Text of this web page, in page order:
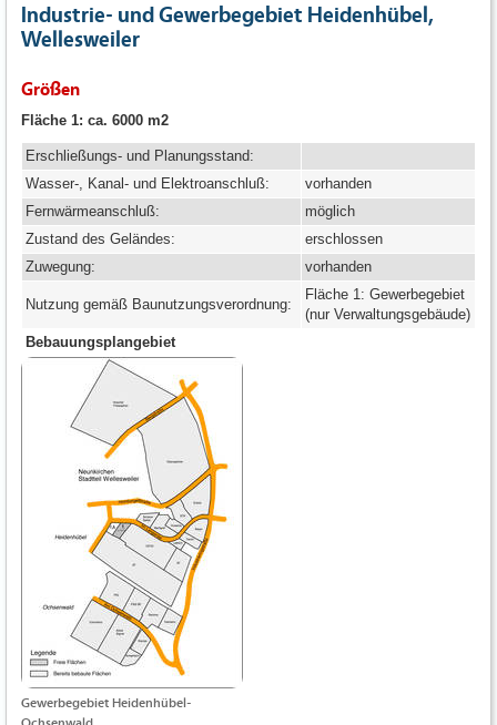
Industrie- und Gewerbegebiet Heidenhübel,
Wellesweiler
Größen
Fläche 1: ca. 6000 m2
Erschließungs- und Planungsstand:
Wasser-, Kanal- und Elektroanschluß:
vorhanden
Fernwärmeanschluß:
möglich
Zustand des Geländes:
erschlossen
Zuwegung:
vorhanden
Nutzung gemäß Baunutzungsverordnung:
Fläche 1: Gewerbegebiet
(nur Verwaltungsgebäude)
Bebauungsplangebiet
Gewerbegebiet Heidenhübel-